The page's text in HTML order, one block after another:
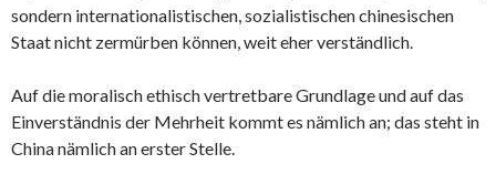
sondern internationalistischen, sozialistischen chinesischen
Staat nicht zermürben können, weit eher verständlich.
Auf die moralisch ethisch vertretbare Grundlage und auf das
Einverständnis der Mehrheit kommt es nämlich an; das steht in
China nämlich an erster Stelle.